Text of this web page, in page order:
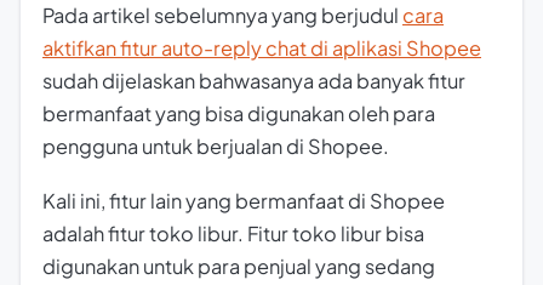
Pada artikel sebelumnya yang berjudul cara
aktifkan fitur auto-reply chat di aplikasi Shopee
sudah dijelaskan bahwasanya ada banyak fitur
bermanfaat yang bisa digunakan oleh para
pengguna untuk berjualan di Shopee.
Kali ini, fitur lain yang bermanfaat di Shopee
adalah fitur toko libur. Fitur toko libur bisa
digunakan untuk para penjual yang sedang